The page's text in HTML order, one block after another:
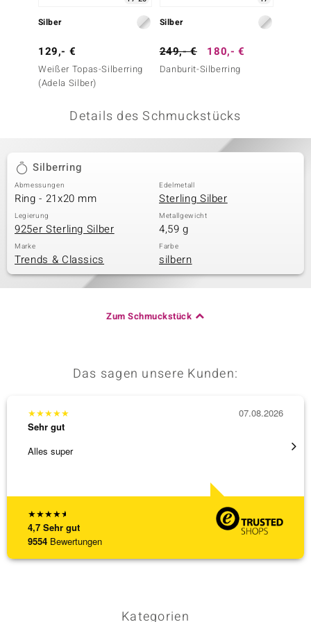
Collection
Silber
129,- €
Weißer Topas-Silberring
(Adela Silber)
Silber
249,- € 180,- €
Danburit-Silberring
Details des Schmuckstücks
Silberring
Abmessungen
Ring - 21x20 mm
Edelmetall
Sterling Silber
Legierung
925er Sterling Silber
Metallgewicht
4,59 g
Marke
Trends & Classics
Farbe
silbern
Zum Schmuckstück
Das sagen unsere Kunden:
★★★★★
4,7 Sehr gut
9554 Bewertungen
★★★★★
Sehr gut
Alles super
07.08.2026
Die
Kategorien